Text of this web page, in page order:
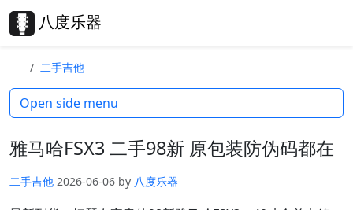
Skip to content
Skip to footer
八度乐器
二手吉他
雅马哈FSX3 二手98新 原包装防伪码都在
二手吉他 2026-06-06 by 八度乐器
Open side menu